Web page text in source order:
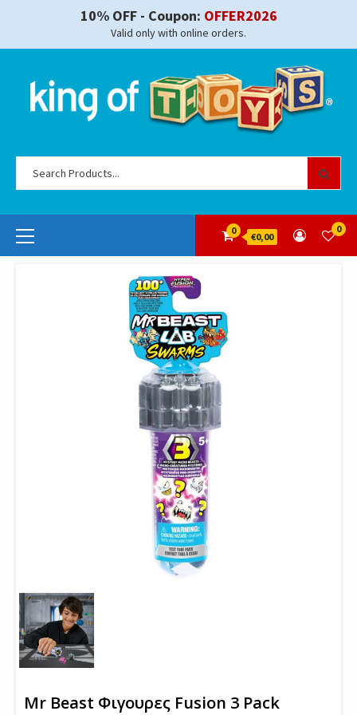
10% OFF - Coupon: OFFER2026
Valid only with online orders.
Primary
Menu
0
€0,00
0
Mr Beast Φιγουρες Fusion 3 Pack